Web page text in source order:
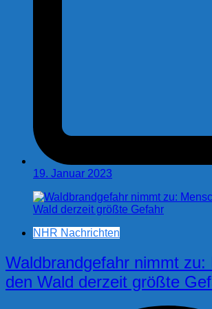
19. Januar 2023
NHR Nachrichten
Waldbrandgefahr nimmt zu:
den Wald derzeit größte